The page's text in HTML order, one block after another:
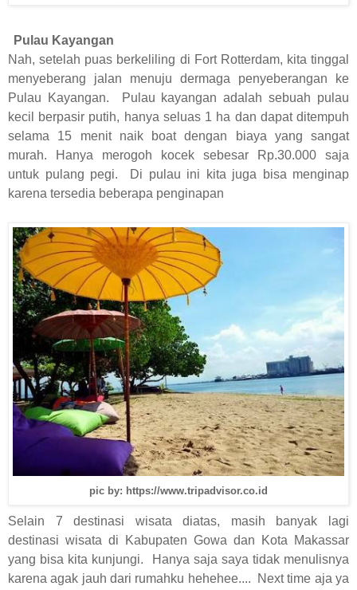
Pulau Kayangan
Nah, setelah puas berkeliling di Fort Rotterdam, kita tinggal
menyeberang jalan menuju dermaga penyeberangan ke
Pulau Kayangan. Pulau kayangan adalah sebuah pulau
kecil berpasir putih, hanya seluas 1 ha dan dapat ditempuh
selama 15 menit naik boat dengan biaya yang sangat
murah. Hanya merogoh kocek sebesar Rp.30.000 saja
untuk pulang pegi. Di pulau ini kita juga bisa menginap
karena tersedia beberapa penginapan
pic by: https://www.tripadvisor.co.id
Selain 7 destinasi wisata diatas, masih banyak lagi
destinasi wisata di Kabupaten Gowa dan Kota Makassar
yang bisa kita kunjungi. Hanya saja saya tidak menulisnya
karena agak jauh dari rumahku hehehee.... Next time aja ya